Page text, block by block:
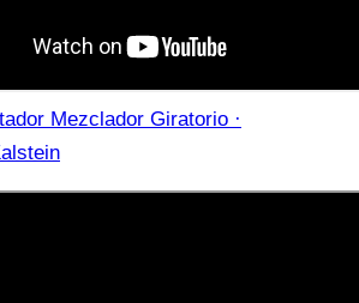
Mezclador Giratorio ·